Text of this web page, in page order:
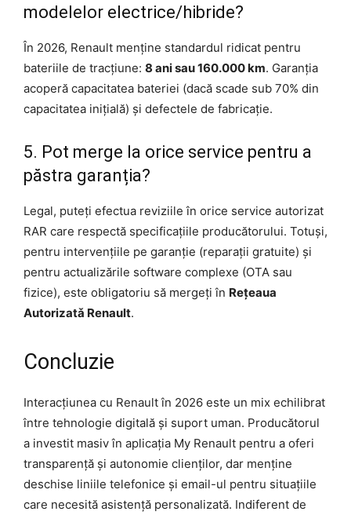
modelelor electrice/hibride?
În 2026, Renault menține standardul ridicat pentru
bateriile de tracțiune: 8 ani sau 160.000 km. Garanția
acoperă capacitatea bateriei (dacă scade sub 70% din
capacitatea inițială) și defectele de fabricație.
5. Pot merge la orice service pentru a
păstra garanția?
Legal, puteți efectua reviziile în orice service autorizat
RAR care respectă specificațiile producătorului. Totuși,
pentru intervențiile pe garanție (reparații gratuite) și
pentru actualizările software complexe (OTA sau
fizice), este obligatoriu să mergeți în Rețeaua
Autorizatǎ Renault.
Concluzie
Interacțiunea cu Renault în 2026 este un mix echilibrat
între tehnologie digitală și suport uman. Producătorul
a investit masiv în aplicația My Renault pentru a oferi
transparență și autonomie clienților, dar menține
deschise liniile telefonice și email-ul pentru situațiile
care necesită asistență personalizată. Indiferent de